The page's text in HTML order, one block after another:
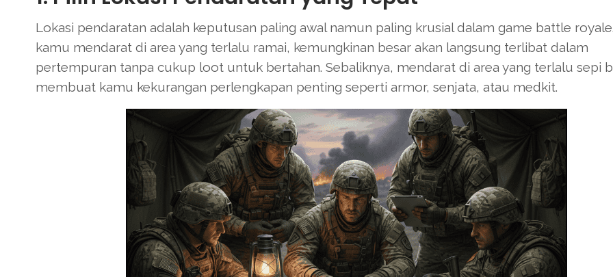
Lokasi pendaratan adalah keputusan paling awal namun paling krusial dalam game battle
kamu mendarat di area yang terlalu ramai, kemungkinan besar akan langsung terlibat dalam
pertempuran tanpa cukup loot untuk bertahan. Sebaliknya, mendarat di area yang terlalu sepi
membuat kamu kekurangan perlengkapan penting seperti armor, senjata, atau medkit.